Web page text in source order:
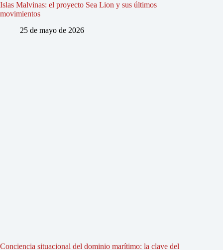
Islas Malvinas: el proyecto Sea Lion y sus últimos
movimientos
25 de mayo de 2026
Conciencia situacional del dominio marítimo: la clave del